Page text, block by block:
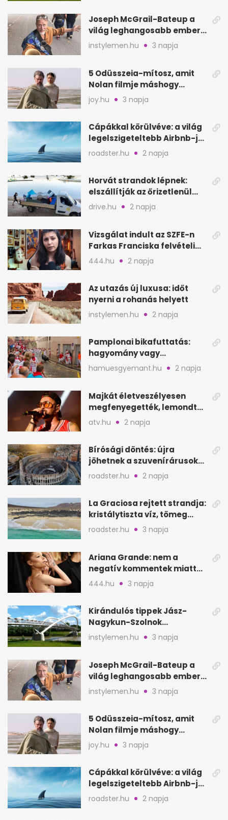
Joseph McGrail-Bateup a
világ leghangosabb embere
lett Ausztráliából
instylemen.hu 3 napja
5 Odüsszeia-mítosz, amit
Nolan filmje máshogy
mutat, mint Homérosz
joy.hu 3 napja
Cápákkal körülvéve: a világ
legelszigeteltebb Airbnb-je
a nyílt tengeren
roadster.hu 2 napja
Horvát strandok lépnek:
elszállítják az őrizetlenül
hagyott törölközőket
drive.hu 2 napja
Vizsgálat indult az SZFE-n
Farkas Franciska felvételi
videója után
444.hu 2 napja
Az utazás új luxusa: időt
nyerni a rohanás helyett
instylemen.hu 2 napja
Pamplonai bikafuttatás:
hagyomány vagy
értelmetlen vérontás?
hamuesgyemant.hu 2 napja
Majkát életveszélyesen
megfenyegették, lemondta
a sepsiszentgyörgyi
atv.hu 2 napja
Bírósági döntés: újra
jöhetnek a szuvenírárusok
Európa ikonikus helyére
roadster.hu 2 napja
La Graciosa rejtett strandja:
kristálytiszta víz, tömeg
nélkül
roadster.hu 3 napja
Ariana Grande: nem a
negatív kommentek miatt
vonul vissza
444.hu 3 napja
Kirándulós tippek Jász-
Nagykun-Szolnok
megyében: 6 kihagyhatatlan
hely
instylemen.hu 3 napja
Joseph McGrail-Bateup a
világ leghangosabb embere
lett Ausztráliából
instylemen.hu 3 napja
5 Odüsszeia-mítosz, amit
Nolan filmje máshogy
mutat, mint Homérosz
joy.hu 3 napja
Cápákkal körülvéve: a világ
legelszigeteltebb Airbnb-je
a nyílt tengeren
roadster.hu 2 napja